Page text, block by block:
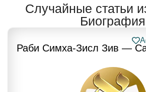
Случайные статьи
Биография
Раби Симха-Зисл Зив —